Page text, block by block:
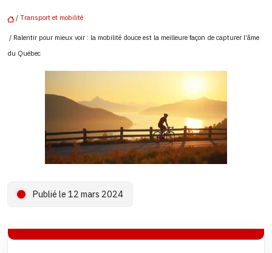
/ Transport et mobilité
/ Ralentir pour mieux voir : la mobilité douce est la meilleure façon de capturer l’âme
du Québec
Publié le 12 mars 2024